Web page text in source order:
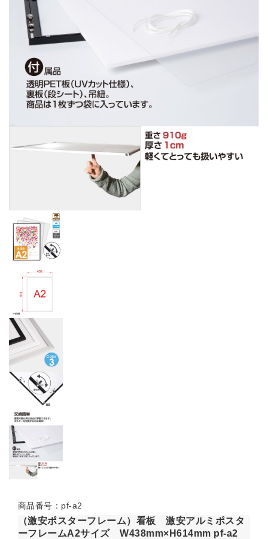
商品番号：pf-a2
（激安ポスターフレーム）看板 激安アルミポスタ
ーフレームA2サイズ W438mm×H614mm pf-a2